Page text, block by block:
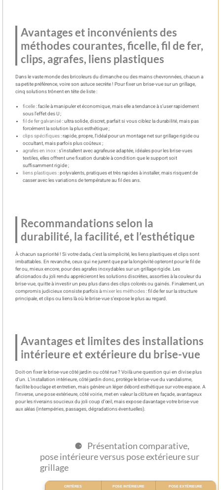
Avantages et inconvénients des
méthodes courantes, ficelle, fil de fer,
clips, agrafes, liens plastiques
Dans le vaste monde des bricoleurs du dimanche ou des mains chevronnées, chacun a
sa petite préférence, voire son astuce secrète ! Pour fixer un brise-vue sur un grillage,
cinq solutions trônent en tête de liste :
ficelle: facile à manipuler et économique, mais elle a tendance à s’user rapidement
sous l’effet des U ;
fil de fer galvanisé: ultra solide, discret, parfait si vous ciblez la durabilité, mais pas
forcément la solution la plus esthétique ;
clips spécifiques: rapide, propre, l’idéal pour un montage net sur grillage rigide ou
occultant, mais parfois plus coûteux ;
agrafes en inox: s’installent avec agrafeuse adaptée, idéales pour les brise-vues
textiles, elles offrent une fixation durable à condition que le support soit
suffisamment rigide ;
liens plastiques: polyvalents, pratiques et très rapides à installer, mais risquent de
casser avec les variations de température au fil des ans.
Recommandations selon la
durabilité, la facilité, et l’esthétique
À chacun sa priorité ! Si votre dada, c’est la simplicité, les liens plastiques et clips sont
imbattables. En revanche, ceux qui ne jurent que par la longévité opteront pour le fil de
fer ou, mieux encore, pour des agrafes inoxydables sur un grillage rigide. Les
aficionados du joli rendu apprécieront les solutions discrètes, assorties à la couleur du
brise-vue, quitte à investir un peu plus dans des clips colorés ou gainés. Finalement, un
compromis judicieux consiste parfois àmixer les méthodes: fil de fer sur la structure
principale, et clips ou liens là où le brise-vue s’expose le plus au regard.
Avantages et limites des installations
intérieure et extérieure du brise-vue
Doit-on fixer le brise-vue côté jardin ou côté rue ? Voilà une question qui en divise plus
d’un. L’installation intérieure, côté jardin donc, protège le brise-vue du vandalisme,
facilite bouclage et entretien, mais génère un léger débord esthétique sur votre espace. A
l’inverse, une pose extérieure, côté voirie, met en valeur la clôture en façade, avantageux
pour les riverains soucieux du joli coup d’œil, mais expose davantage votre brise-vue
aux aléas (intempéries, passages, dégradations éventuelles).
Présentation comparative,
pose intérieure versus pose extérieure sur
grillage
CRITÈRES POSE INTÉRIEURE POSE EXTÉRIEURE